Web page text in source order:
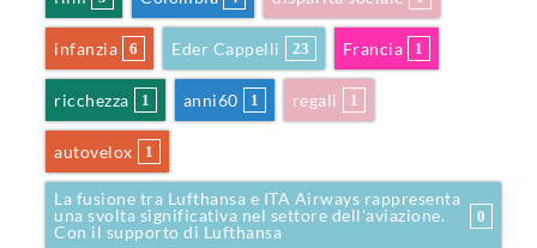
infanzia 6 Eder Cappelli 23 Francia 1
ricchezza 1 anni60 1 regali 1
autovelox 1
La fusione tra Lufthansa e ITA Airways rappresenta
una svolta significativa nel settore dell'aviazione.
Con il supporto di Lufthansa
0